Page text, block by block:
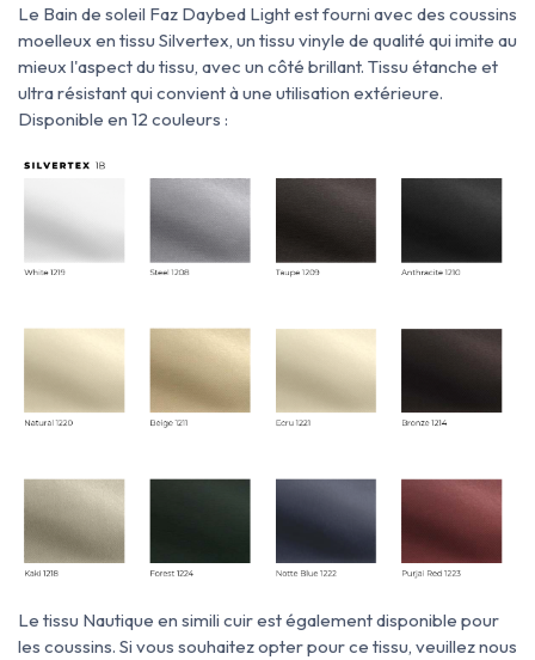
Le Bain de soleil Faz Daybed Light est fourni avec des coussins
moelleux en tissu Silvertex, un tissu vinyle de qualité qui imite au
mieux l'aspect du tissu, avec un côté brillant. Tissu étanche et
ultra résistant qui convient à une utilisation extérieure.
Disponible en 12 couleurs :
Le tissu Nautique en simili cuir est également disponible pour
les coussins. Si vous souhaitez opter pour ce tissu, veuillez nous